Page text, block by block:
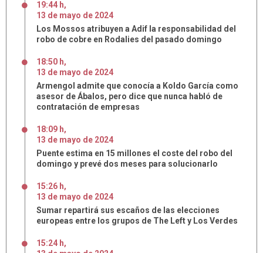
19:44 h,
13 de mayo de 2024
Los Mossos atribuyen a Adif la responsabilidad del
robo de cobre en Rodalies del pasado domingo
18:50 h,
13 de mayo de 2024
Armengol admite que conocía a Koldo García como
asesor de Ábalos, pero dice que nunca habló de
contratación de empresas
18:09 h,
13 de mayo de 2024
Puente estima en 15 millones el coste del robo del
domingo y prevé dos meses para solucionarlo
15:26 h,
13 de mayo de 2024
Sumar repartirá sus escaños de las elecciones
europeas entre los grupos de The Left y Los Verdes
15:24 h,